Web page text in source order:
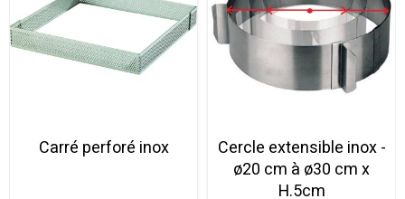
Carré perforé inox
Cercle extensible inox -
ø20 cm à ø30 cm x
H.5cm